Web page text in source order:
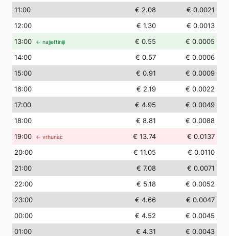
11:00 € 2.08
€ 0.0021
12:00 € 1.30
€ 0.0013
13:00 ← najjeftiniji € 0.55
€ 0.0005
14:00 € 0.57
€ 0.0006
15:00 € 0.91
€ 0.0009
16:00 € 2.19
€ 0.0022
17:00 € 4.95
€ 0.0049
18:00 € 8.81
€ 0.0088
19:00 ← vrhunac € 13.74
€ 0.0137
20:00 € 11.05
€ 0.0110
21:00 € 7.08
€ 0.0071
22:00 € 5.18
€ 0.0052
23:00 € 4.66
€ 0.0047
00:00 € 4.52
€ 0.0045
01:00 € 4.31 € 0.0043